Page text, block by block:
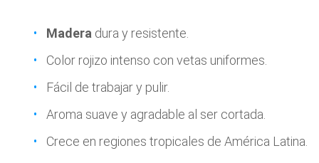
Madera dura y resistente.
Color rojizo intenso con vetas uniformes.
Fácil de trabajar y pulir.
Aroma suave y agradable al ser cortada.
Crece en regiones tropicales de América Latina.